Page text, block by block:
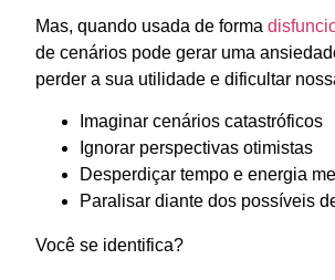
Mas, quando usada de forma
de cenários pode gerar uma
perder a sua utilidade e dificultar
Imaginar cenários catastróficos
Ignorar perspectivas otimistas
Desperdiçar tempo e energia
Paralisar diante dos possíveis
Você se identifica?